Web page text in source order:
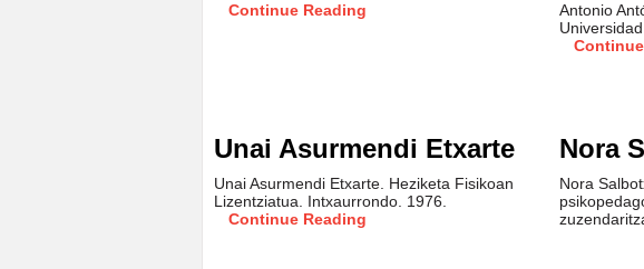
Continue Reading
Antonio
Unai Asurmendi Etxarte
Unai Asurmendi Etxarte. Heziketa Fisikoan
Lizentziatua. Intxaurrondo. 1976.
Continue Reading
Nora
Nora